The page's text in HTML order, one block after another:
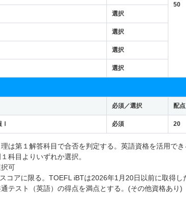
50
選択
選択
選択
選択
必須／選択 配点
Ⅰ 必須 20
は第１解答科目で合否を判定する。英語資格を活用でき
科目よりいずれか選択。
可
コアに限る。TOEFL iBTは2026年1月20日以前に取得し
テスト（英語）の得点を満点とする。(その他資格あり)